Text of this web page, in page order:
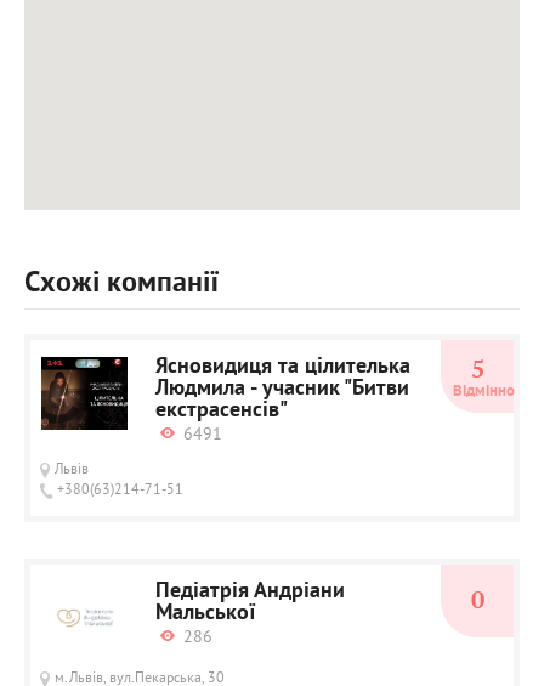
Схожі компанії
Ясновидиця та цілителька
Людмила - учасник "Битви
екстрасенсів"
6491
Львів
+380(63)214-71-51
5
Відмінно
Педіатрія Андріани
Мальської
286
м.Львів, вул.Пекарська, 30
0